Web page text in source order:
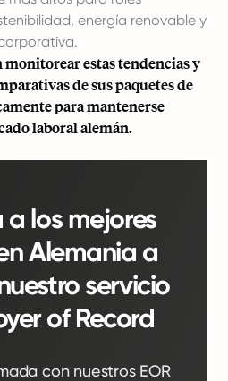
energía renovable y
monitorear estas tendencias y
de sus paquetes de
para mantenerse
laboral alemán.
los mejores
Alemania a
servicio
of Record
con nuestros EOR